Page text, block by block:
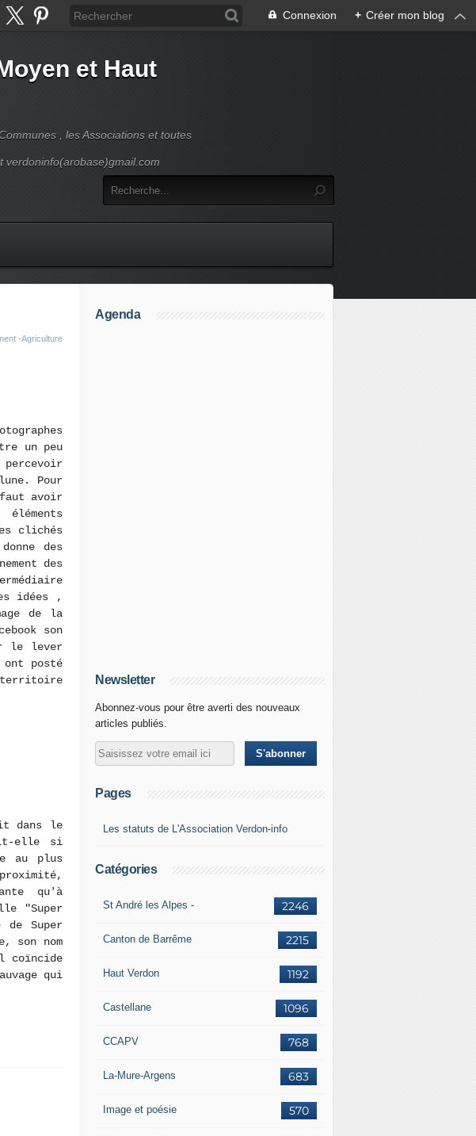
Connexion + Créer mon blog
et Haut
, les Associations et toutes
verdoninfo(arobase)gmail.com
-Agriculture
un peu
Pour
faut avoir
clichés
des
des
idées ,
de la
son
le lever
ont posté
territoire
dans le
elle si
au plus
qu'à
"Super
Super
son nom
coïncide
qui
Agenda
Newsletter
Abonnez-vous pour être averti des nouveaux
articles publiés.
Pages
Les statuts de L'Association Verdon-info
Catégories
2246
St André les Alpes -
2215
Canton de Barrême
1192
Haut Verdon
1096
Castellane
768
CCAPV
683
La-Mure-Argens
570
Image et poésie